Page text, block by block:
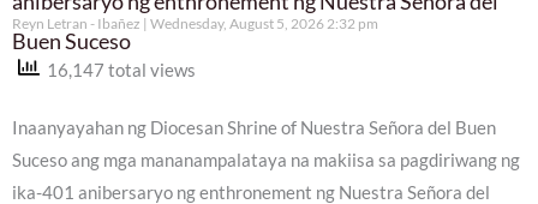
Buen Suceso
Reyn Letran - Ibañez Wednesday, August 5, 2026 2:32 pm
16,147 total views
Inaanyayahan ng Diocesan Shrine of Nuestra Señora del Buen
Suceso ang mga mananampalataya na makiisa sa pagdiriwang ng
ika-401 anibersaryo ng enthronement ng Nuestra Señora del